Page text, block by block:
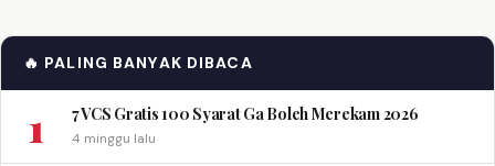
🔥 PALING BANYAK DIBACA
1 7 VCS Gratis 100 Syarat Ga Boleh Merekam 2026
4 minggu lalu